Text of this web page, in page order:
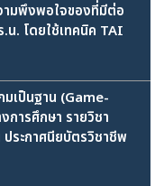
ามพึงพอใจของที่มีต่อ
น. โดยใช้เทคนิค TAI
เป็นฐาน (Game-
ารศึกษา รายวิชา
ระกาศนียบัตรวิชาชีพ